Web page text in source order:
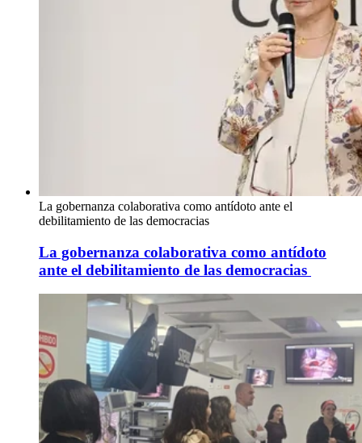
La gobernanza colaborativa como antídoto ante el
debilitamiento de las democracias
La gobernanza colaborativa como antídoto
ante el debilitamiento de las democracias